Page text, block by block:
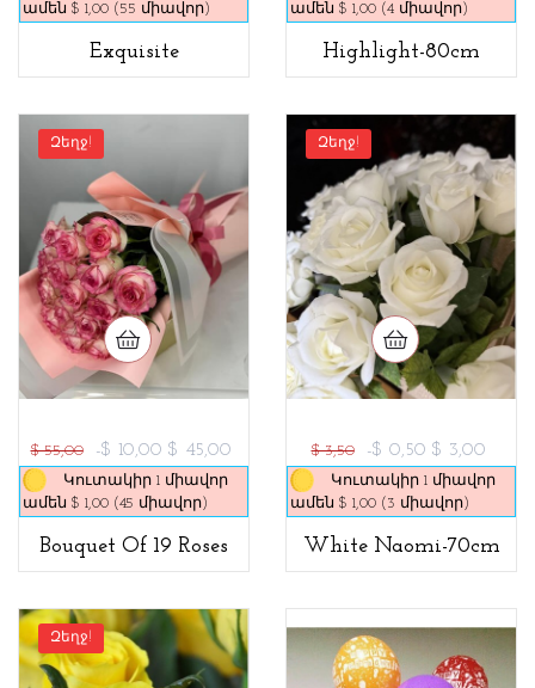
ամեն $ 1,00 (55 միավոր)
Exquisite
ամեն $ 1,00 (4 միավոր)
Highlight-80cm
Զեղջ!
$ 55,00 -$ 10,00 $ 45,00
Կուտակիր 1 միավոր
ամեն $ 1,00 (45 միավոր)
Bouquet Of 19 Roses
Զեղջ!
$ 3,50 -$ 0,50 $ 3,00
Կուտակիր 1 միավոր
ամեն $ 1,00 (3 միավոր)
White Naomi-70cm
Զեղջ!